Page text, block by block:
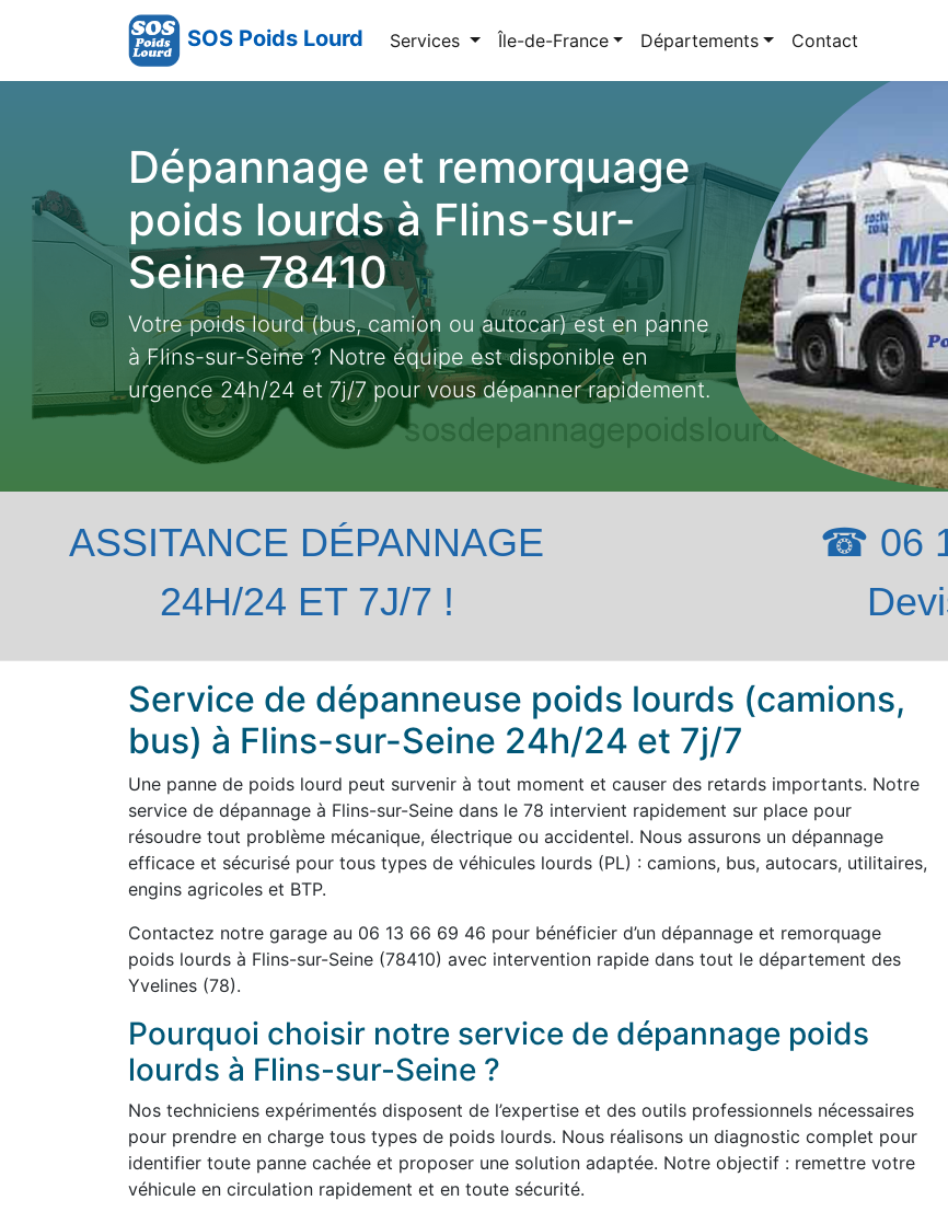
SOS Poids Lourd Services Île-de-France Départements Contact
Dépannage et remorquage
poids lourds à Flins-sur-
Seine 78410
Votre poids lourd (bus, camion ou autocar) est en panne
à Flins-sur-Seine ? Notre équipe est disponible en
urgence 24h/24 et 7j/7 pour vous dépanner rapidement.
ASSITANCE DÉPANNAGE
24H/24 ET 7J/7 !
☎ 06
Service de dépanneuse poids lourds (camions,
bus) à Flins-sur-Seine 24h/24 et 7j/7
Une panne de poids lourd peut survenir à tout moment et causer des retards importants. Notre
service de dépannage à Flins-sur-Seine dans le 78 intervient rapidement sur place pour
résoudre tout problème mécanique, électrique ou accidentel. Nous assurons un dépannage
efficace et sécurisé pour tous types de véhicules lourds (PL) : camions, bus, autocars, utilitaires,
engins agricoles et BTP.
Contactez notre garage au 06 13 66 69 46 pour bénéficier d’un dépannage et remorquage
poids lourds à Flins-sur-Seine (78410) avec intervention rapide dans tout le département des
Yvelines (78).
Pourquoi choisir notre service de dépannage poids
lourds à Flins-sur-Seine ?
Nos techniciens expérimentés disposent de l’expertise et des outils professionnels nécessaires
pour prendre en charge tous types de poids lourds. Nous réalisons un diagnostic complet pour
identifier toute panne cachée et proposer une solution adaptée. Notre objectif : remettre votre
véhicule en circulation rapidement et en toute sécurité.